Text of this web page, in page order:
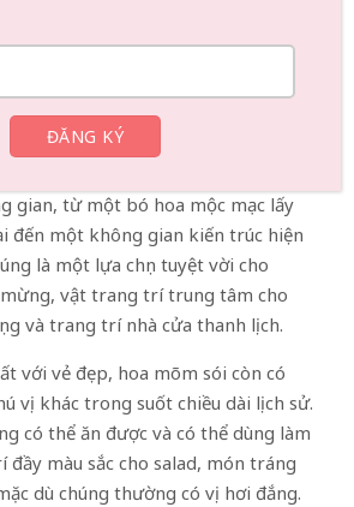
cho một bình hoa.
nhấn dọc tuyệt đẹp, thu hút ánh
bổ sung hoàn hảo cho những loài
hoa hồng, hoa mẫu đơn và hoa
gian, từ một bó hoa mộc mạc lấy
đến một không gian kiến ​​trúc hiện
là một lựa chọn tuyệt vời cho
vật trang trí trung tâm cho
và trang trí nhà cửa thanh lịch.
với vẻ đẹp, hoa mõm sói còn có
vị khác trong suốt chiều dài lịch sử.
có thể ăn được và có thể dùng làm
màu sắc cho salad, món tráng
dù chúng thường có vị hơi đắng.